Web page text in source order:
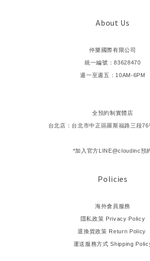
About Us
仲樂國際有限公司
統一編號：83628470
週一至週五：10AM-6PM
全預約制實體店
台北店：台北市中正區羅斯福路三段76
*加入官方LINE@cloudinc預
Policies
海外會員服務
隱私政策 Privacy Policy
退換貨政策 Return Policy
運送服務方式 Shipping